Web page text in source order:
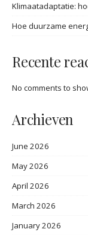
Klimaatadaptatie:
Hoe duurzame
Recente
No comments to
Archieven
June 2026
May 2026
April 2026
March 2026
January 2026